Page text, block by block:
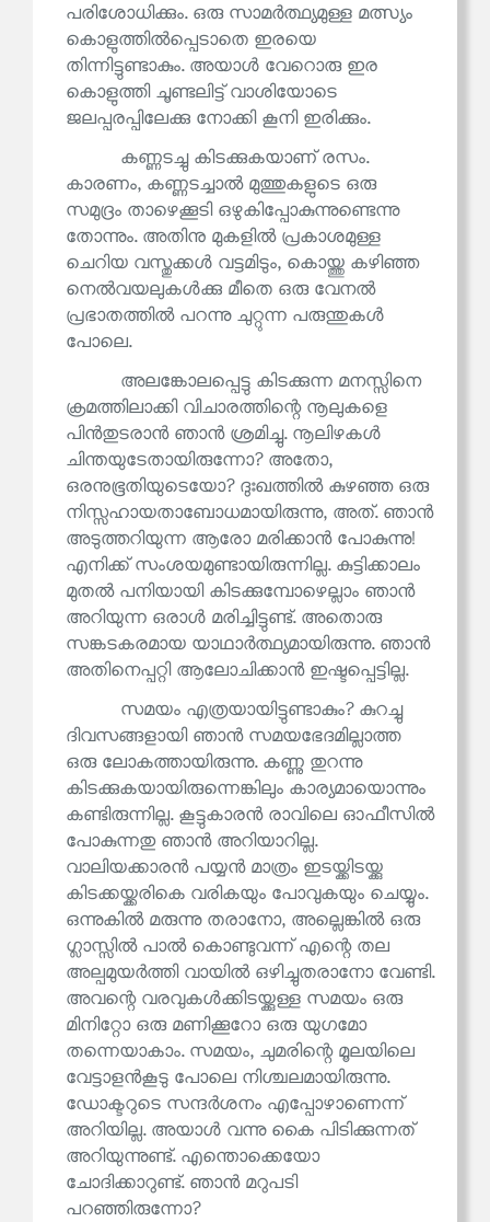
പരിശോധിക്കും. ഒരു സാമർത്ഥ്യമുള്ള മത്സ്യം
കൊളുത്തിൽപ്പെടാതെ ഇരയെ
തിന്നിട്ടുണ്ടാകും. അയാൾ വേറൊരു ഇര
കൊളുത്തി ചൂണ്ടലിട്ട് വാശിയോടെ
ജലപ്പരപ്പിലേക്കു നോക്കി കൂനി ഇരിക്കും.
കണ്ണടച്ചു കിടക്കുകയാണ് രസം.
കാരണം, കണ്ണടച്ചാൽ മുത്തുകളുടെ ഒരു
സമുദ്രം താഴെക്കൂടി ഒഴുകിപ്പോകുന്നുണ്ടെന്നു
തോന്നും. അതിനു മുകളിൽ പ്രകാശമുള്ള
ചെറിയ വസ്തുക്കൾ വട്ടമിടും, കൊയ്ത്തു കഴിഞ്ഞ
നെൽവയലുകൾക്കു മീതെ ഒരു വേനൽ
പ്രഭാതത്തിൽ പറന്നു ചുറ്റുന്ന പരുന്തുകൾ
പോലെ.
അലങ്കോലപ്പെട്ടു കിടക്കുന്ന മനസ്സിനെ
ക്രമത്തിലാക്കി വിചാരത്തിന്റെ നൂലുകളെ
പിൻതുടരാൻ ഞാൻ ശ്രമിച്ചു. നൂലിഴകൾ
ചിന്തയുടേതായിരുന്നോ? അതോ,
ഒരനുഭൂതിയുടെയോ? ദുഃഖത്തിൽ കുഴഞ്ഞ ഒരു
നിസ്സഹായതാബോധമായിരുന്നു, അത്. ഞാൻ
അടുത്തറിയുന്ന ആരോ മരിക്കാൻ പോകുന്നു!
എനിക്ക് സംശയമുണ്ടായിരുന്നില്ല. കുട്ടിക്കാലം
മുതൽ പനിയായി കിടക്കുമ്പോഴെല്ലാം ഞാൻ
അറിയുന്ന ഒരാൾ മരിച്ചിട്ടുണ്ട്. അതൊരു
സങ്കടകരമായ യാഥാർത്ഥ്യമായിരുന്നു. ഞാൻ
അതിനെപ്പറ്റി ആലോചിക്കാൻ ഇഷ്ടപ്പെട്ടില്ല.
സമയം എത്രയായിട്ടുണ്ടാകും? കുറച്ചു
ദിവസങ്ങളായി ഞാൻ സമയഭേദമില്ലാത്ത
ഒരു ലോകത്തായിരുന്നു. കണ്ണു തുറന്നു
കിടക്കുകയായിരുന്നെങ്കിലും കാര്യമായൊന്നും
കണ്ടിരുന്നില്ല. കൂട്ടുകാരൻ രാവിലെ ഓഫീസിൽ
പോകുന്നതു ഞാൻ അറിയാറില്ല.
വാലിയക്കാരൻ പയ്യൻ മാത്രം ഇടയ്ക്കിടയ്ക്കു
കിടക്കയ്ക്കരികെ വരികയും പോവുകയും ചെയ്യും.
ഒന്നുകിൽ മരുന്നു തരാനോ, അല്ലെങ്കിൽ ഒരു
ഗ്ലാസ്സിൽ പാൽ കൊണ്ടുവന്ന് എന്റെ തല
അല്പമുയർത്തി വായിൽ ഒഴിച്ചുതരാനോ വേണ്ടി.
അവന്റെ വരവുകൾക്കിടയ്ക്കുള്ള സമയം ഒരു
മിനിറ്റോ ഒരു മണിക്കൂറോ ഒരു യുഗമോ
തന്നെയാകാം. സമയം, ചുമരിന്റെ മൂലയിലെ
വേട്ടാളൻകൂടു പോലെ നിശ്ചലമായിരുന്നു.
ഡോക്ടറുടെ സന്ദർശനം എപ്പോഴാണെന്ന്
അറിയില്ല. അയാൾ വന്നു കൈ പിടിക്കുന്നത്
അറിയുന്നുണ്ട്. എന്തൊക്കെയോ
ചോദിക്കാറുണ്ട്. ഞാൻ മറുപടി
പറഞ്ഞിരുന്നോ?